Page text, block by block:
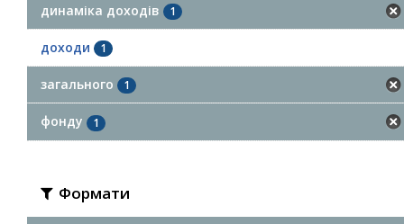
динаміка доходів 1
доходи 1
загального 1
фонду 1
Формати